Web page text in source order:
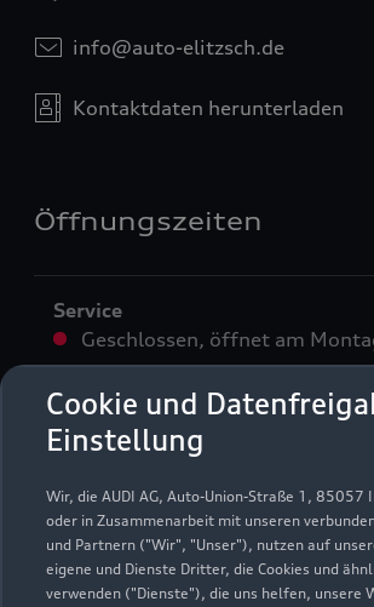
Cookie und
Einstellung
Wir, die AUDI AG, Auto-Union-Straße 1,
oder in Zusammenarbeit mit unseren
und Partnern ("Wir", "Unser"), nutzen auf
eigene und Dienste Dritter, die Cookies und
verwenden ("Dienste"), die uns helfen, unsere
info@auto-elitzsch.de
Kontaktdaten herunterladen
Öffnungszeiten
Service
Geschlossen, öffnet am
Montag - Freitag
06:30 - 18:00
Sonntag
Geschlossen